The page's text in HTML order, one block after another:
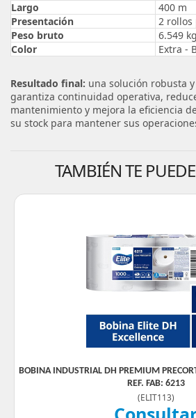
Largo
400 m
Presentación
2 rollos
Peso bruto
6.549 kg
Color
Extra -
Resultado final: una solución robusta
garantiza continuidad operativa,
mantenimiento y mejora la eficiencia
su stock para mantener sus
TAMBIÉN TE
BOBINA INDUSTRIAL DH PREMIUM
REF. FAB: 6213
(ELIT113)